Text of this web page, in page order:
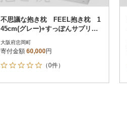
不思議な抱き枕 FEEL抱き枕 1
45cm(グレー)+すっぽんサプリ60
大阪府忠岡町
寄付金額 60,000円
（0件）